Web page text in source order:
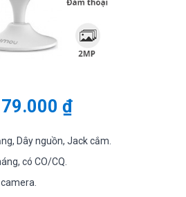
₫
Dây nguồn, Jack cắm.
có CO/CQ.